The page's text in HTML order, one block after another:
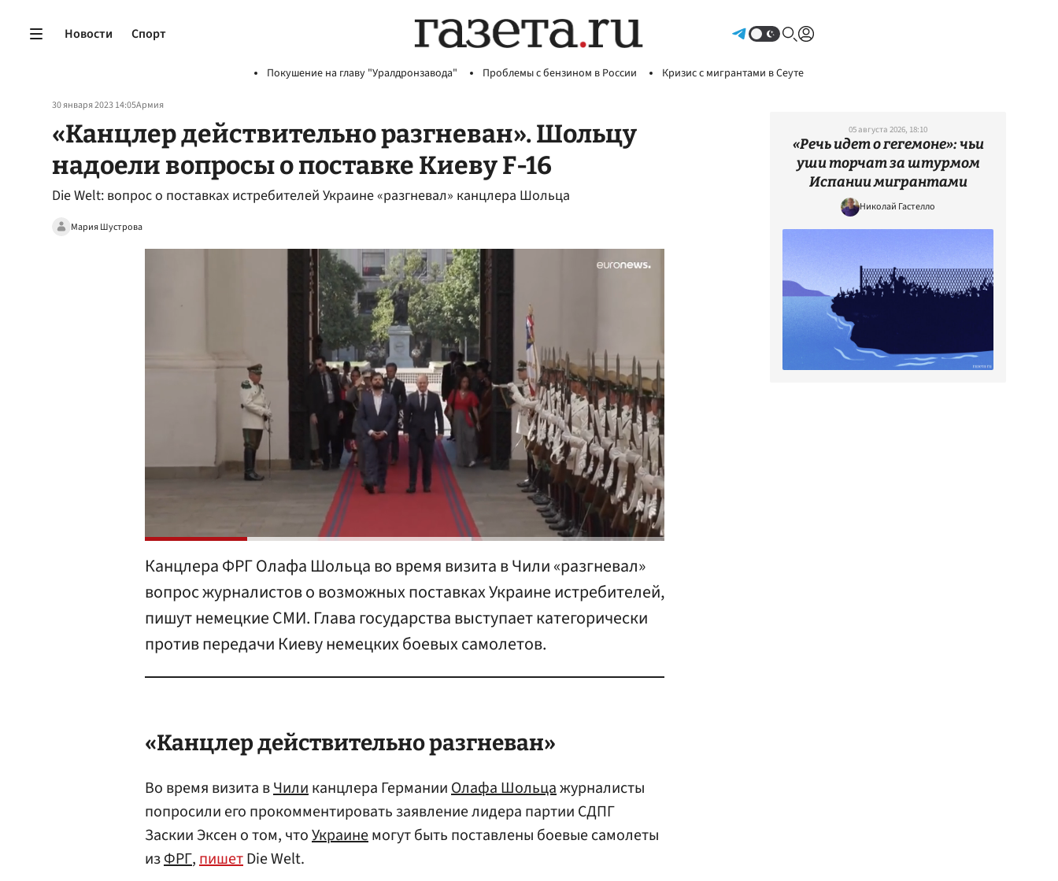
Новости Спорт
Покушение на главу "Уралдронзавода" Проблемы с бензином в России Кризис с мигрантами в Сеуте
30 января 2023 14:05Армия
«Канцлер действительно разгневан». Шольцу
надоели вопросы о поставке Киеву F-16
Die Welt: вопрос о поставках истребителей Украине «разгневал» канцлера Шольца
Мария Шустрова
Канцлера ФРГ Олафа Шольца во время визита в Чили «разгневал»
вопрос журналистов о возможных поставках Украине истребителей,
пишут немецкие СМИ. Глава государства выступает категорически
против передачи Киеву немецких боевых самолетов.
«Канцлер действительно разгневан»
Во время визита вЧиликанцлера ГерманииОлафа Шольцажурналисты
попросили его прокомментировать заявление лидера партии СДПГ
Заскии Эксен о том, чтоУкраинемогут быть поставлены боевые самолеты
изФРГ,пишетDie Welt.
05 августа 2026, 18:10
«Речь идет о гегемоне»: чьи
уши торчат за штурмом
Испании мигрантами
Николай Гастелло